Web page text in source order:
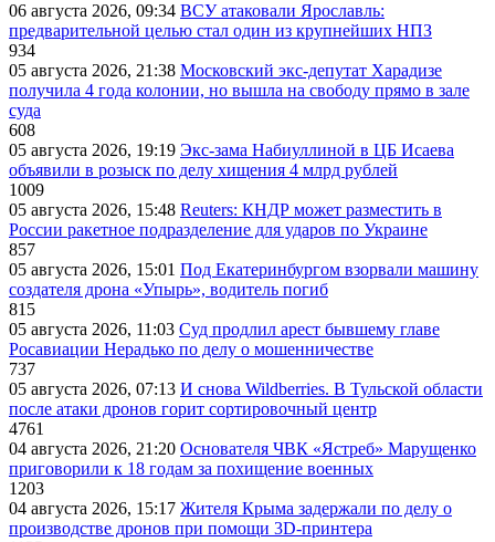
06 августа 2026, 09:34 ВСУ атаковали Ярославль:
предварительной целью стал один из крупнейших НПЗ
934
05 августа 2026, 21:38 Московский экс-депутат Харадизе
получила 4 года колонии, но вышла на свободу прямо в зале
суда
608
05 августа 2026, 19:19 Экс-зама Набиуллиной в ЦБ Исаева
объявили в розыск по делу хищения 4 млрд рублей
1009
05 августа 2026, 15:48 Reuters: КНДР может разместить в
России ракетное подразделение для ударов по Украине
857
05 августа 2026, 15:01 Под Екатеринбургом взорвали машину
создателя дрона «Упырь», водитель погиб
815
05 августа 2026, 11:03 Суд продлил арест бывшему главе
Росавиации Нерадько по делу о мошенничестве
737
05 августа 2026, 07:13 И снова Wildberries. В Тульской области
после атаки дронов горит сортировочный центр
4761
04 августа 2026, 21:20 Основателя ЧВК «Ястреб» Марущенко
приговорили к 18 годам за похищение военных
1203
04 августа 2026, 15:17 Жителя Крыма задержали по делу о
производстве дронов при помощи 3D‑принтера